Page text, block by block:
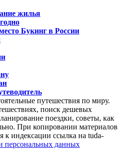
жилья
Букинг в России
путешествия по миру.
поиск дешевых
поездки, советы, как
При копировании материалов
к индексации ссылка на tuda-
персональных данных